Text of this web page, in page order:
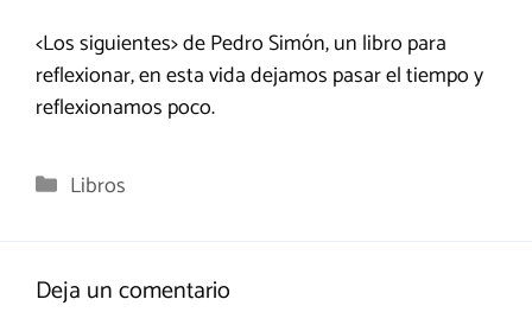
<Los siguientes> de Pedro Simón, un libro para
reflexionar, en esta vida dejamos pasar el tiempo y
reflexionamos poco.
Categorías
Libros
Deja un comentario